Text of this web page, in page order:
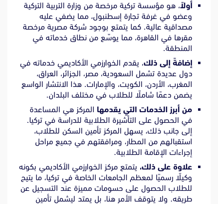
أولاً، هو مؤسسة تركية مرخصة من وزارة التربية التركية
وعضو في غرفة تجارة إسطنبول، مما يضفي عليه
مصداقية عالية. كما يتمتع بوجود شركة مصرية مرخصة
مقرها في القاهرة، مما يوسّع من نطاق خدماته في
المنطقة.
إضافةً إلى ذلك، يقدم الخوارزمي الأكاديمي خدماته في
دول عديدة تشمل السعودية، مصر، الجزائر، العراق،
المغرب، الأردن، الكويت، والإمارات. هذا الانتشار الواسع
يضمن دعمًا شاملًا للطلاب في مختلف البلدان.
من أبرز الخدمات التي يقدمها المركز هي المساعدة
في الحصول على التأشيرة الطلابية للدراسة في تركيا.
إلى جانب ذلك، يسهل المركز تأمين السكن للطلاب،
استقبالهم من المطار، ومرافقتهم في جميع مراحل
إجراءات الإقامة الطلابية.
علاوة على ذلك، يتمتع مركز الخوارزمي الأكاديمي بكونه
وكيلًا رسميًا لمعظم الجامعات الخاصة في تركيا، ما يتيح
للطلاب الحصول على حسومات مميزة عند التسجيل عن
طريقه. ولا يتوقف الأمر هنا، بل يمتد ليشمل تأمين